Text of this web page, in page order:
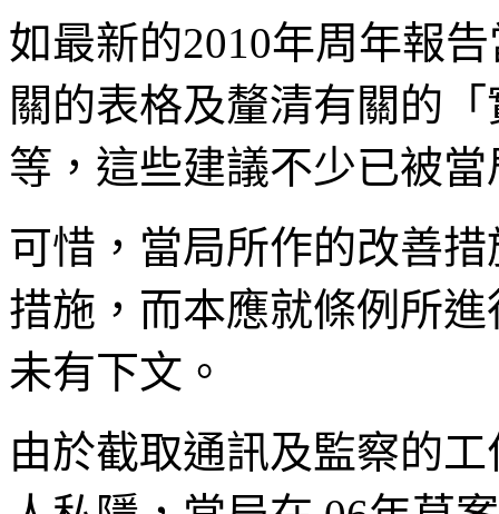
如最新的2010年周年報
關的表格及釐清有關的
等，這些建議不少已被
可惜，當局所作的改善
措施，而本應就條例所
未有下文。
由於截取通訊及監察的